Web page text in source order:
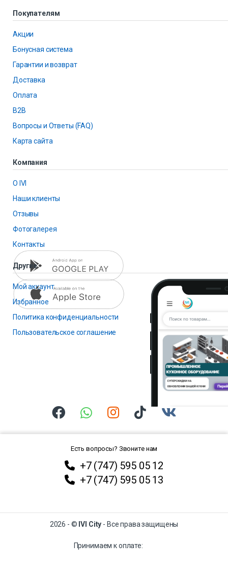
Покупателям
Акции
Бонусная система
Гарантии и возврат
Доставка
Оплата
B2B
Вопросы и Ответы (FAQ)
Карта сайта
Компания
О IVI
Наши клиенты
Отзывы
Фотогалерея
Контакты
Другие
Мой аккаунт
Избранное
Политика конфиденциальности
Пользовательское соглашение
Есть вопросы? Звоните нам
+7 (747) 595 05 12
+7 (747) 595 05 13
2026 - © IVI City - Все права защищены
Принимаем к оплате: